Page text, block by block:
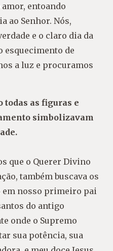
entoando
ao Senhor. Nós,
e o claro dia da
esquecimento de
a luz e procuramos
todas as figuras e
simbolizavam
que o Querer Divino
também buscava os
em nosso primeiro pai
do antigo
onde o Supremo
sua potência, sua